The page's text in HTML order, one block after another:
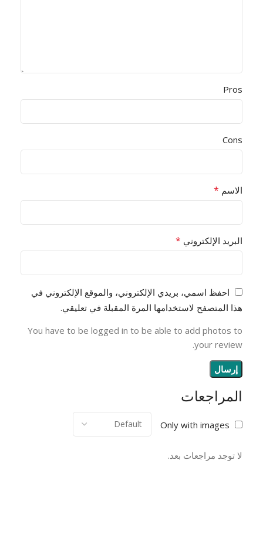
المراجعات
Only with images
لا توجد مراجعات بعد.
Pros
Cons
الاسم *
البريد الإلكتروني *
احفظ اسمي، بريدي الإلكتروني، والموقع الإلكتروني في
هذا المتصفح لاستخدامها المرة المقبلة في تعليقي.
You have to be logged in to be able to add photos to
your review.